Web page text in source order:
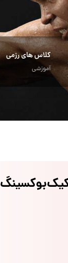
کلاس های رزمی
آموزشی